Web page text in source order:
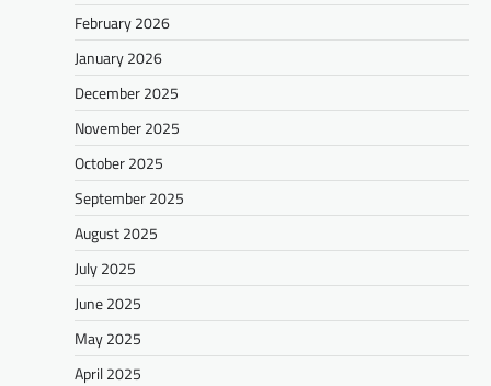
February 2026
January 2026
December 2025
November 2025
October 2025
September 2025
August 2025
July 2025
June 2025
May 2025
April 2025